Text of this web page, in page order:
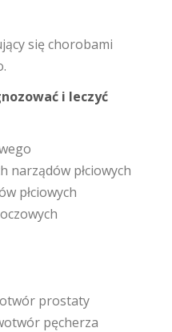
się chorobami
i leczyć
narządów płciowych
płciowych
prostaty
pęcherza